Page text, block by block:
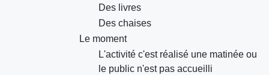
Des livres
Des chaises
Le moment
L'activité c'est réalisé une matinée ou
le public n'est pas accueilli